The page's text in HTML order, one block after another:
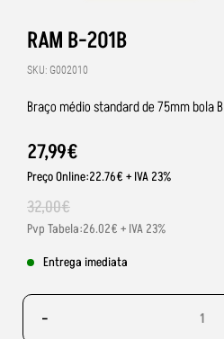
RAM B-201B
SKU: G002010
Braço médio standard de 75mm bola B
27,99€
Preço Online:22.76€ + IVA 23%
32,00€
Pvp Tabela:26.02€ + IVA 23%
Entrega imediata
-